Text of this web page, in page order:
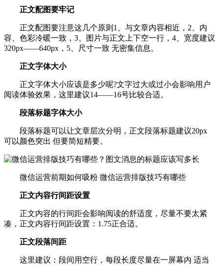
正文配图要牢记
正文配图要注意这几个原则1、与文章内容相近，2、内
容、色彩冷暖一致，3、图片与正文上下空一行，4、宽度建议
320px——640px，5、尺寸一致 无密集信息。
正文字体大小
正文字体大小应该是多少呢?文字过大或过小会影响用户
阅读体验效果，这里建议14——16号比较合适。
段落标题字体大小
段落标题可以让文章层次分明，正文段落标题建议20px
可以颜色突出 但要简短精要。
微信运营前期如何吸粉 微信运营排版技巧有哪些
正文内容行间距设置
正文内容的行间距会影响阅读的舒适度，尽量不要太紧
凑，正文内容行间距设置：1.75正合适。
正文段落间距
这里建议：段间用空行，每段长度尽量在一屏幕内 适当